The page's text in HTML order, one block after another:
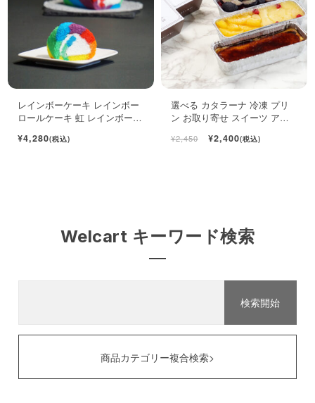
レインボーケーキ レインボー
ロールケーキ 虹 レインボース
¥4,280(税込)
選べる カタラーナ 冷凍 プリ
ン お取り寄せ スイーツ アイ
¥2,450 ¥2,400(税込)
Welcart キーワード検索
商品カテゴリー複合検索>